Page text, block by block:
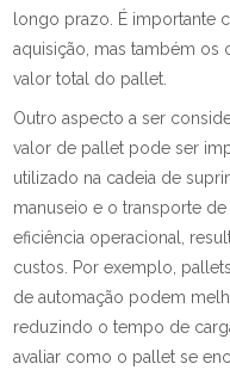
longo prazo. É importante
aquisição, mas também os
valor total do pallet.
Outro aspecto a ser
valor de pallet pode ser
utilizado na cadeia de
manuseio e o transporte
eficiência operacional,
custos. Por exemplo,
de automação podem
reduzindo o tempo de
avaliar como o pallet se